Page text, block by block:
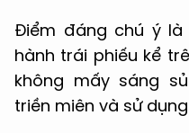
Điểm đáng chú ý
hành trái phiếu kể
không mấy sáng
triền miên và sử